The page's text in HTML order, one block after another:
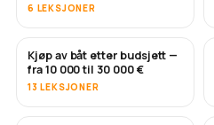
6 LEKSJONER
SNART
Kjøp av båt etter budsjett —
fra 10 000 til 30 000 €
13 LEKSJONER